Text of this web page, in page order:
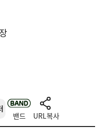
밴드 URL복사